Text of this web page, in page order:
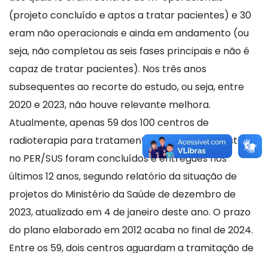
(projeto concluído e aptos a tratar pacientes) e 30
eram não operacionais e ainda em andamento (ou
seja, não completou as seis fases principais e não é
capaz de tratar pacientes). Nos três anos
subsequentes ao recorte do estudo, ou seja, entre
2020 e 2023, não houve relevante melhora.
Atualmente, apenas 59 dos 100 centros de
radioterapia para tratamento de câncer previstos
no PER/SUS foram concluídos e entregues nos
últimos 12 anos, segundo relatório da situação de
projetos do Ministério da Saúde de dezembro de
2023, atualizado em 4 de janeiro deste ano. O prazo
do plano elaborado em 2012 acaba no final de 2024.
Entre os 59, dois centros aguardam a tramitação de